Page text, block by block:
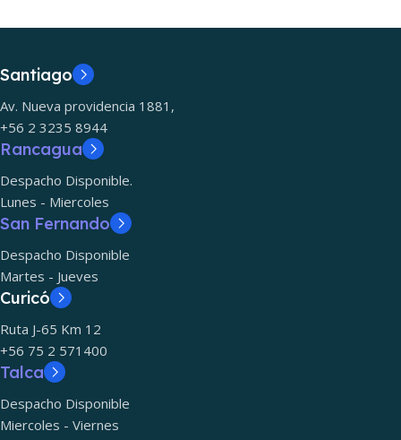
Santiago
Av. Nueva providencia 1881,
+56 2 3235 8944
Rancagua
Despacho Disponible.
Lunes - Miercoles
San Fernando
Despacho Disponible
Martes - Jueves
Curicó
Ruta J-65 Km 12
+56 75 2 571400
Talca
Despacho Disponible
Miercoles - Viernes